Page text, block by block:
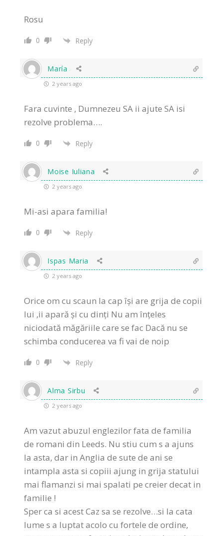
Rosu
0 Reply
María
2 years ago
Fara cuvinte , Dumnezeu SA ii ajute SA isi
rezolve problema….
0 Reply
Moise Iuliana
2 years ago
Mi-asi apara familia!
0 Reply
Ispas Maria
2 years ago
Orice om cu scaun la cap își are grija de copii
lui ,ii apară și cu dinți Nu am înțeles
niciodată măgăriile care se fac Dacă nu se
schimba conducerea va fi vai de noip
0 Reply
Alma Sirbu
2 years ago
Am vazut abuzul englezilor fata de familia
de romani din Leeds. Nu stiu cum s a ajuns
la asta, dar in Anglia de sute de ani se
intampla asta si copiii ajung in grija statului
mai flamanzi si mai spalati pe creier decat in
familie !
Sper ca si acest Caz sa se rezolve…si la cata
lume s a luptat acolo cu fortele de ordine,